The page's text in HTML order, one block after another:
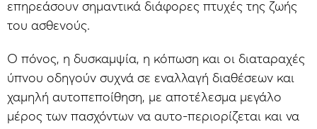
επηρεάσουν σημαντικά διάφορες πτυχές της ζωής
του ασθενούς.
Ο πόνος, η δυσκαμψία, η κόπωση και οι διαταραχές
ύπνου οδηγούν συχνά σε εναλλαγή διαθέσεων και
χαμηλή αυτοπεποίθηση, με αποτέλεσμα μεγάλο
μέρος των πασχόντων να αυτο-περιορίζεται και να